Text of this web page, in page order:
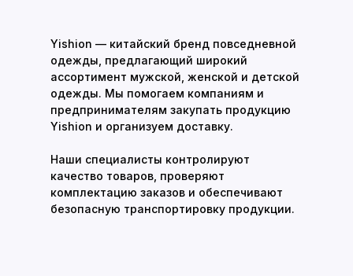
Yishion — китайский бренд повседневной
одежды, предлагающий широкий
ассортимент мужской, женской и детской
одежды. Мы помогаем компаниям и
предпринимателям закупать продукцию
Yishion и организуем доставку.
Наши специалисты контролируют
качество товаров, проверяют
комплектацию заказов и обеспечивают
безопасную транспортировку продукции.